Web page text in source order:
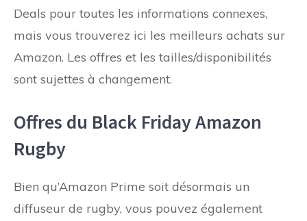
Deals pour toutes les informations connexes,
mais vous trouverez ici les meilleurs achats sur
Amazon. Les offres et les tailles/disponibilités
sont sujettes à changement.
Offres du Black Friday Amazon
Rugby
Bien qu’Amazon Prime soit désormais un
diffuseur de rugby, vous pouvez également